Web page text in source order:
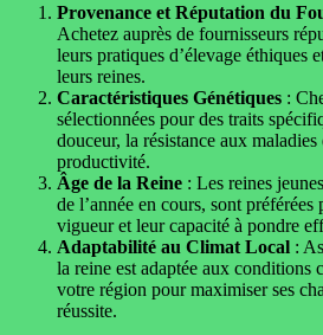
Provenance et Réputation du
Achetez auprès de fournisseurs
leurs pratiques d’élevage éthiques
leurs reines.
Caractéristiques Génétiques :
sélectionnées pour des traits
douceur, la résistance aux maladies
productivité.
Âge de la Reine : Les reines
de l’année en cours, sont préférées
vigueur et leur capacité à pondre
Adaptabilité au Climat Local :
la reine est adaptée aux conditions
votre région pour maximiser ses
réussite.